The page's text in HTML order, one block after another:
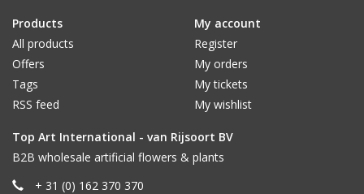
Products
All products
Offers
Tags
RSS feed
My account
Register
My orders
My tickets
My wishlist
Top Art International - van Rijsoort BV
B2B wholesale artificial flowers & plants
+ 31 (0) 162 370 370